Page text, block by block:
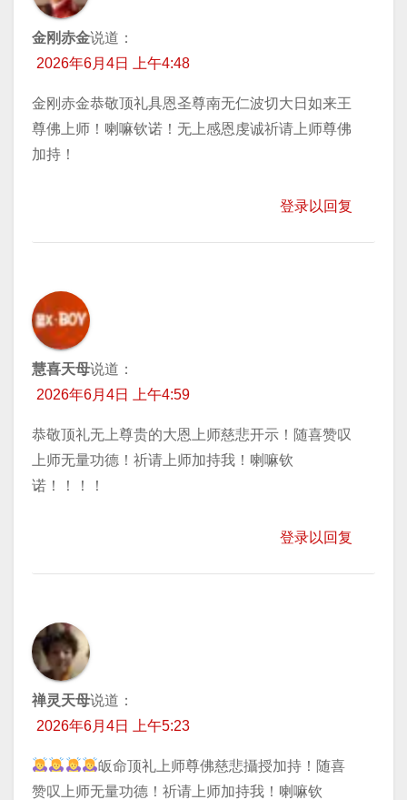
金刚赤金说道：
2026年6月4日 上午4:48
金刚赤金恭敬顶礼具恩圣尊南无仁波切大日如来王
尊佛上师！喇嘛钦诺！无上感恩虔诚祈请上师尊佛
加持！
登录以回复
慧喜天母说道：
2026年6月4日 上午4:59
恭敬顶礼无上尊贵的大恩上师慈悲开示！随喜赞叹
上师无量功德！祈请上师加持我！喇嘛钦
诺！！！！
登录以回复
禅灵天母说道：
2026年6月4日 上午5:23
皈命顶礼上师尊佛慈悲攝授加持！随喜
赞叹上师无量功德！祈请上师加持我！喇嘛钦